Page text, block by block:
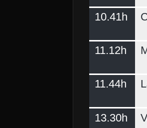
10.41h
11.12h
11.44h
13.30h